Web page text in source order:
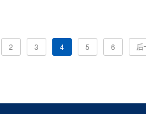
2 3 4 5 6 后